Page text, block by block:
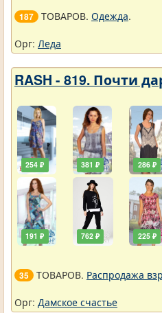
187 ТОВАРОВ. Одежда.
Орг: Леда
RASH - 819. Почти
254 ₽
191 ₽
381 ₽
762 ₽
286 ₽
225 ₽
35 ТОВАРОВ. Распродажа
Орг: Дамское счастье